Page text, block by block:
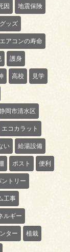
因 地震保険
ッズ
エアコンの寿命
護身
高校 見学
岡市清水区
エコカラット
い 給湯設備
ポスト 便利
ントリー
工事
ルギー
ター 植栽